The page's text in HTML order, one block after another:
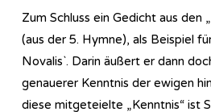
Zum Schluss ein Gedicht aus den
(aus der 5. Hymne), als Beispiel
Novalis`. Darin äußert er dann
genauerer Kenntnis der ewigen
diese mitgeteielte „Kenntnis“ ist